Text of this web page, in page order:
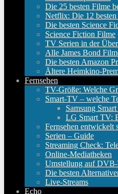
Die 25 besten Filme
Netflix: Die 12
Die besten Science
Science Fiction Filme
TV Serien in der
Alle James Bond
Die besten Amazon
Ältere Heimkino-
Fernsehen
TV-Größe: Welche
Smart-TV – welche
Samsung
LG Smart TV:
Fernsehen entwickelt
Serien – Guide
Streaming Check:
Online-Mediatheken
Umstellung auf
Die besten
Live-Streams
Echo